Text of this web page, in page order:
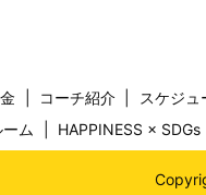
コーチ紹介 スケジュ
ム
HAPPINESS × SDGs